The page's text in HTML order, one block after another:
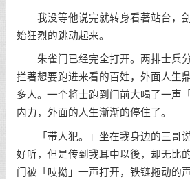
我没等他说完就转身看著站台，刽
始狂烈的跳动起来。
朱雀门已经完全打开。两排士兵分
拦著想要跑进来看的百姓，外面人生
多人。一个将士跑到门前大喝了一声
内力，外面的人生渐渐的停住了。
「带人犯。」坐在我身边的三哥说
好听，但是传到我耳中以後，却无比
门被「吱拗」一声打开，铁链拖动的